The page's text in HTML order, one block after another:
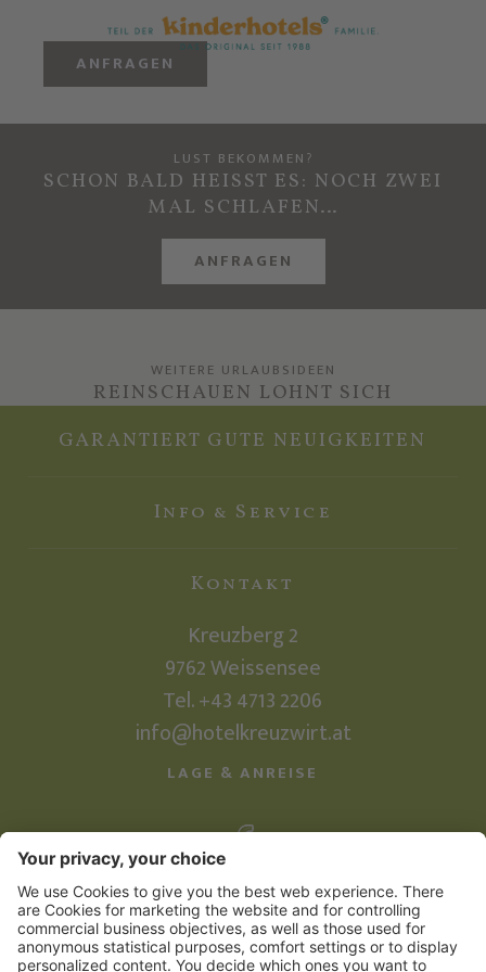
ANFRAGEN
LUST BEKOMMEN?
SCHON BALD HEISST ES: NOCH ZWEI
MAL SCHLAFEN…
ANFRAGEN
WEITERE URLAUBSIDEEN
REINSCHAUEN LOHNT SICH
GARANTIERT GUTE NEUIGKEITEN
Info & Service
Kontakt
Kreuzberg 2
9762Weissensee
Tel.+43 4713 2206
info@hotelkreuzwirt.at
LAGE & ANREISE